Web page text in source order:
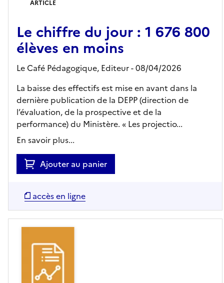
ARTICLE
Le chiffre du jour : 1 676 800
élèves en moins
Le Café Pédagogique, Editeur- 08/04/2026
La baisse des effectifs est mise en avant dans la
dernière publication de la DEPP (direction de
l’évaluation, de la prospective et de la
performance) du Ministère. « Les projectio...
En savoir plus...
Ajouter au panier
accès en ligne